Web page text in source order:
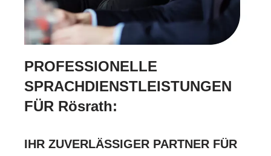
PROFESSIONELLE
SPRACHDIENSTLEISTUNGEN
FÜR Rösrath:
IHR ZUVERLÄSSIGER PARTNER FÜR